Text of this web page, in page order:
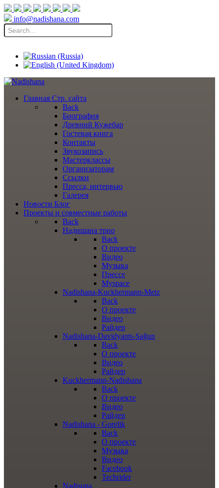
info@nadishana.com
Главная Стр. сайта
Back
Биография
Древний Кужебар
Гостевая книга
Контакты
Звукозапись
Мастерклассы
Организаторам
Ссылки
Пресса, интервью
Галерея
Новости Блог
Проекты и совместные работы
Back
Надишана трио
Back
О проекте
Видео
Музыка
Прессе
Myspace
Nadishana-Kuckhermann-Metz
Back
О проекте
Видео
Райдер
Nadishana-Davidyants-Sağun
Back
О проекте
Видео
Райдер
Kuckhermann-Nadishana
Back
О проекте
Видео
Райдер
Nadishana - Gorelik
Back
О проекте
Музыка
Видео
Facebook
Techrider
Nadisuna